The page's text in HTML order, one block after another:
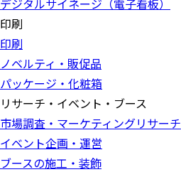
デジタルサイネージ（電子看板）
印刷
印刷
ノベルティ・販促品
パッケージ・化粧箱
リサーチ・イベント・ブース
市場調査・マーケティングリサーチ
イベント企画・運営
ブースの施工・装飾